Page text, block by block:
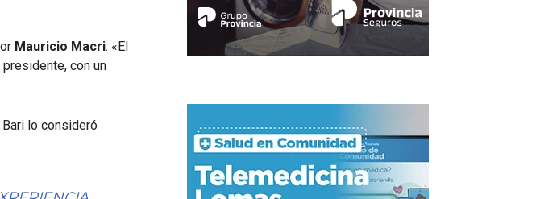
Mauricio Macri: «El
con un
lo consideró